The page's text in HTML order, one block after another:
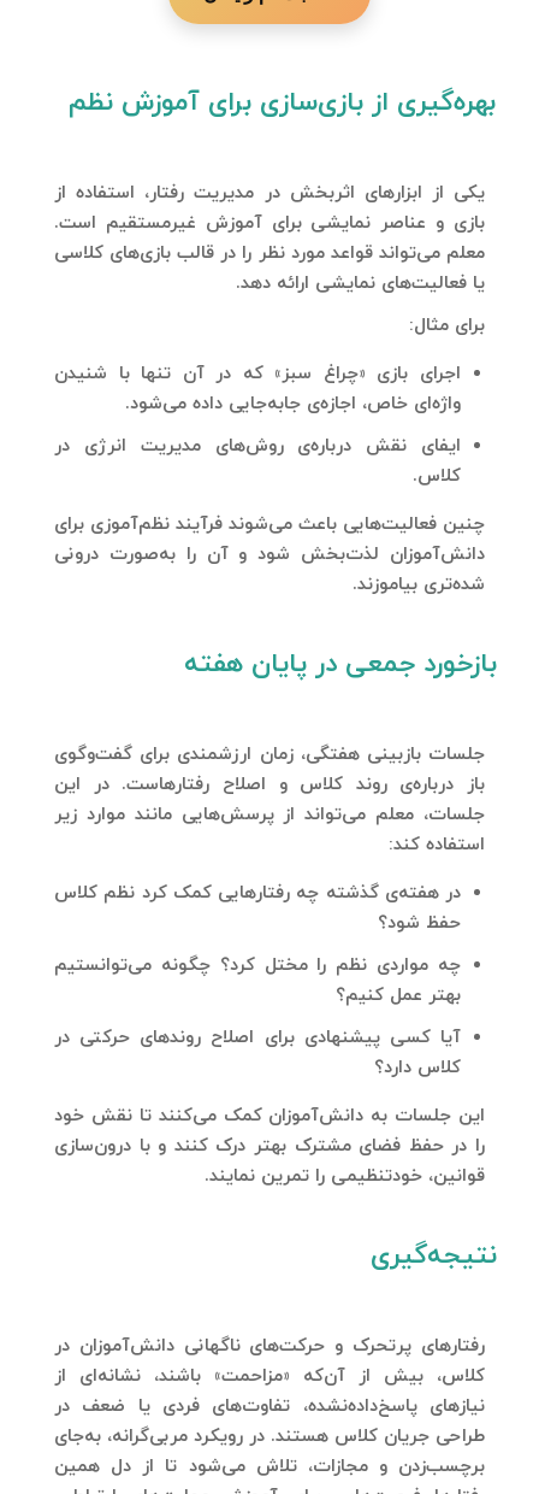
بهره‌گیری از بازی‌سازی برای آموزش نظم
یکی از ابزارهای اثربخش در مدیریت رفتار، استفاده از
بازی و عناصر نمایشی برای آموزش غیرمستقیم است.
معلم می‌تواند قواعد مورد نظر را در قالب بازی‌های کلاسی
یا فعالیت‌های نمایشی ارائه دهد.
برای مثال:
اجرای بازی «چراغ سبز» که در آن تنها با شنیدن
واژه‌ای خاص، اجازه‌ی جابه‌جایی داده می‌شود.
ایفای نقش درباره‌ی روش‌های مدیریت انرژی در
کلاس.
چنین فعالیت‌هایی باعث می‌شوند فرآیند نظم‌آموزی برای
دانش‌آموزان لذت‌بخش شود و آن را به‌صورت درونی‌
شده‌تری بیاموزند.
بازخورد جمعی در پایان هفته
جلسات بازبینی هفتگی، زمان ارزشمندی برای گفت‌وگوی
باز درباره‌ی روند کلاس و اصلاح رفتارهاست. در این
جلسات، معلم می‌تواند از پرسش‌هایی مانند موارد زیر
استفاده کند:
در هفته‌ی گذشته چه رفتارهایی کمک کرد نظم کلاس
حفظ شود؟
چه مواردی نظم را مختل کرد؟ چگونه می‌توانستیم
بهتر عمل کنیم؟
آیا کسی پیشنهادی برای اصلاح روندهای حرکتی در
کلاس دارد؟
این جلسات به دانش‌آموزان کمک می‌کنند تا نقش خود
را در حفظ فضای مشترک بهتر درک کنند و با درون‌سازی
قوانین، خودتنظیمی را تمرین نمایند.
نتیجه‌گیری
رفتارهای پرتحرک و حرکت‌های ناگهانی دانش‌آموزان در
کلاس، بیش از آن‌که «مزاحمت» باشند، نشانه‌ای از
نیازهای پاسخ‌داده‌نشده، تفاوت‌های فردی یا ضعف در
طراحی جریان کلاس هستند. در رویکرد مربی‌گرانه، به‌جای
برچسب‌زدن و مجازات، تلاش می‌شود تا از دل همین